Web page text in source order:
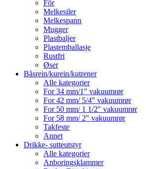
Fôr
Melkesiler
Melkespann
Mugger
Plastbaljer
Plastemballasje
Rustfri
Øser
Båsrein/kurein/kutrener
Alle kategorier
For 34 mm/1″ vakuumrør
For 42 mm/ 5/4″ vakuumrør
For 50 mm/ 1 1/2″ vakuumrør
For 58 mm/ 2″ vakuumrør
Takfeste
Annet
Drikke- sutteutstyr
Alle kategorier
Anboringsklammer